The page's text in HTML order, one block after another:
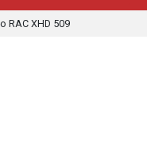
RAC XHD 509